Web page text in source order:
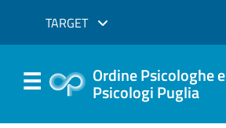
TARGET
Ordine Psicologhe e
Psicologi Puglia